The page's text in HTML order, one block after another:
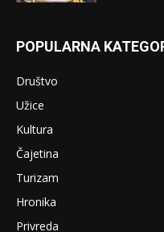
POPULARNA
Društvo
Užice
Kultura
Čajetina
Turizam
Hronika
Privreda